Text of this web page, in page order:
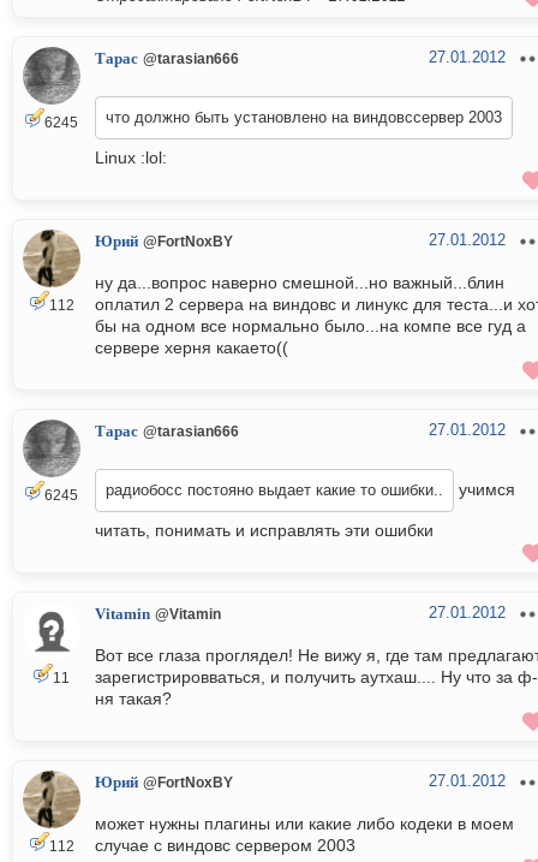
6245
Тарас @tarasian666 27.01.2012
что должно быть установлено на виндовссервер 2003
Linux :lol:
112
Юрий @FortNoxBY 27.01.2012
ну да...вопрос наверно смешной...но важный...блин
оплатил 2 сервера на виндовс и линукс для теста...и
бы на одном все нормально было...на компе все гуд а
сервере херня какаето((
6245
Тарас @tarasian666 27.01.2012
радиобосс постояно выдает какие то ошибки.. учимся
читать, понимать и исправлять эти ошибки
11
Vitamin @Vitamin 27.01.2012
Вот все глаза проглядел! Не вижу я, где там
зарегистрировваться, и получить аутхаш.... Ну что за ф-
ня такая?
112
Юрий @FortNoxBY 27.01.2012
может нужны плагины или какие либо кодеки в моем
случае с виндовс сервером 2003